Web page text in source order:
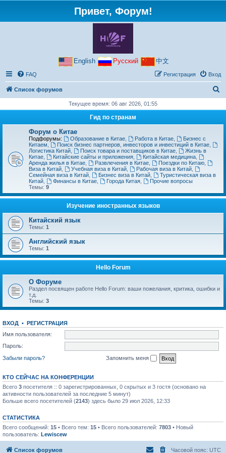
Привет, Форум!
English Русский 中文
FAQ Вход
Регистрация
Список форумов
с
Текущее время: 06 авг 2026, 01:55
Гид по странам
Форум о Китае
Подфорумы: Образование в Китае, Работа в Китае,
Бизнес с
Китаем
Поиск бизнес партнеров, инвесторов и инвестиций в Китае,
Логистика Китай
Поиск товара и поставщиков в Китае,
Жизнь в
Китае
Китайские сайты и приложения, Китайская медицина,
Аренда жилья в Китае
Развлечения в Китае, Поездки по Китаю,
Виза в Китай
Учебная виза в Китай, Рабочая виза в Китай,
Семейная виза в Китай
Бизнес виза в Китай,
Туристическая виза в
Китай
Финансы в Китае, Города Китая,
Прочие вопросы
Темы: 9
Изучение иностранных языков
Китайский язык
Темы: 1
Английский язык
Темы: 1
Hello Forum
О Форуме
Раздел посвящен работе Hello Forum: ваши пожелания, критика, ошибки и
т.д.
Темы: 3
ВХОД • РЕГИСТРАЦИЯ
Имя пользователя:
Пароль:
Забыли пароль?
Запомнить меня
КТО СЕЙЧАС НА КОНФЕРЕНЦИИ
Всего 3 посетителя :: 0 зарегистрированных, 0 скрытых и 3 гостя (основано на
активности пользователей за последние 5 минут)
Больше всего посетителей (2143) здесь было 29 июл 2026, 12:33
СТАТИСТИКА
Всего сообщений: 15 • Всего тем: 15 • Всего пользователей: 7803 • Новый
пользователь: Lewiscew
Список форумов Часовой пояс: UTC